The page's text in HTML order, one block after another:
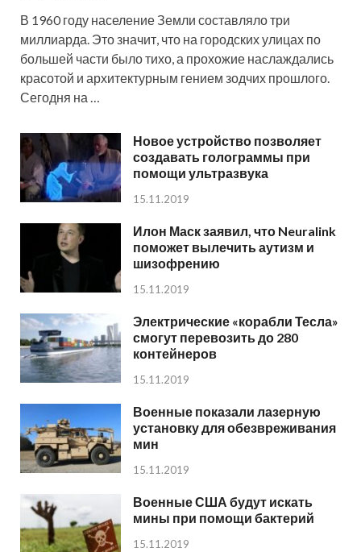
В 1960 году население Земли составляло три
миллиарда. Это значит, что на городских улицах по
большей части было тихо, а прохожие наслаждались
красотой и архитектурным гением зодчих прошлого.
Сегодня на …
Новое устройство позволяет
создавать голограммы при
помощи ультразвука
15.11.2019
Илон Маск заявил, что Neuralink
поможет вылечить аутизм и
шизофрению
15.11.2019
Электрические «корабли Тесла»
смогут перевозить до 280
контейнеров
15.11.2019
Военные показали лазерную
установку для обезвреживания
мин
15.11.2019
Военные США будут искать
мины при помощи бактерий
15.11.2019